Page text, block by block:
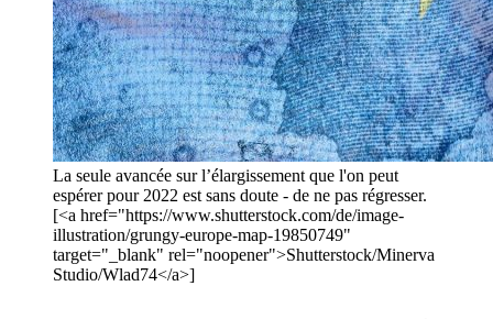
La seule avancée sur l’élargissement que l'on peut
espérer pour 2022 est sans doute - de ne pas régresser.
[<a href="https://www.shutterstock.com/de/image-
illustration/grungy-europe-map-19850749"
target="_blank" rel="noopener">Shutterstock/Minerva
Studio/Wlad74</a>]